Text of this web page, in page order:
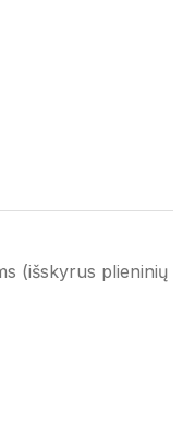
(išskyrus plieninių